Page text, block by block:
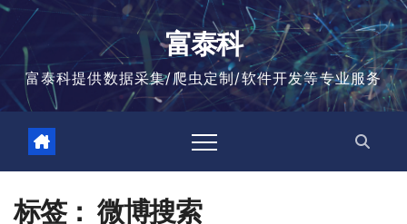
跳
富泰科
富泰科提供数据采集/爬虫定制/软件开发等专业服务
标签： 微博搜索